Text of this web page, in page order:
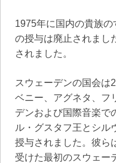
1975年に国内の貴族
の授与は廃止されまし
されました。
スウェーデンの国会は
ベニー、アグネタ、フ
デンおよび国際音楽で
ル・グスタフ王とシル
授与されました。彼ら
受けた最初のスウェー